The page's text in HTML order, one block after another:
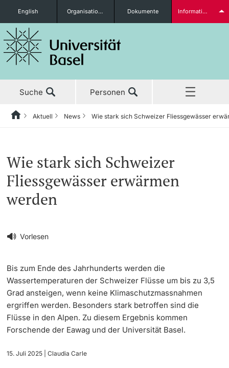
Studieninteressierte
weitere Informationen
English Organisationseinheiten Dokumente Informationen für...
Suche Personen
Aktuell
‡ ‡ ‡ ‡
News
‡ ‡ ‡ ‡
Newsletter bestellen
‡ ‡ ‡ ‡
Universität in den Medien
Veranstaltungskalender
‡ ‡ ‡ ‡ ‡ ‡ ‡ ‡ ‡ ‡ ‡ ‡
‡ ‡ ‡ ‡ ‡ ‡ ‡ ‡ ‡ ‡ ‡ ‡
‡ ‡ ‡ ‡ ‡ ‡ ‡ ‡ ‡ ‡ ‡ ‡ ‡ ‡ ‡ ‡
Studium
Forschung
Lehre
‡ ‡ ‡ ‡ ‡ ‡ ‡ ‡ ‡ ‡ ‡ ‡ ‡ ‡ ‡ ‡ ‡ ‡ ‡ ‡ ‡ ‡ ‡ ‡
Weiterbildung
‡ ‡ ‡ ‡ ‡ ‡ ‡ ‡ ‡ ‡ ‡ ‡ ‡ ‡ ‡ ‡ ‡ ‡ ‡ ‡ ‡ ‡ ‡ ‡ ‡ ‡ ‡ ‡ ‡ ‡ ‡ ‡ ‡ ‡ ‡ ‡ ‡ ‡ ‡ ‡ ‡
HomeZurückAktuell News Wie stark sich Schweizer Fliessgewässer
Vorlesen
Wie stark sich Schweizer
Fliessgewässer erwärmen
werden
Bis zum Ende des Jahrhunderts werden die
Wassertemperaturen der Schweizer Flüsse um bis zu 3,5
Grad ansteigen, wenn keine Klimaschutzmassnahmen
ergriffen werden. Besonders stark betroffen sind die
Flüsse in den Alpen. Zu diesem Ergebnis kommen
Forschende der Eawag und der Universität Basel.
15. Juli 2025 | Claudia Carle